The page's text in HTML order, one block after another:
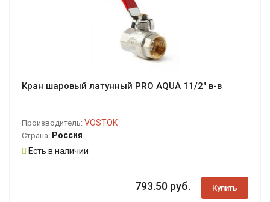
Кран шаровый латунный PRO AQUA 11/2" в-в
Производитель: VOSTOK
Страна: Россия
Есть в наличии
793.50 руб. Купить